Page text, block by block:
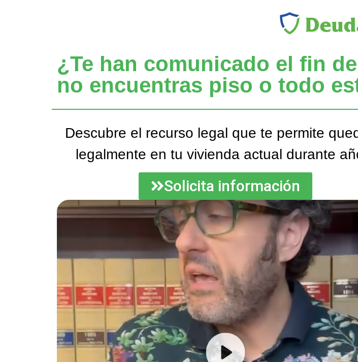
¿Te han comunicado el fin
no encuentras piso o todo
Descubre el recurso legal que te permite
legalmente en tu vivienda actual durante
Solicita información